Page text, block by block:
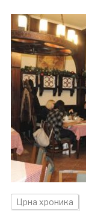
Црна хроника